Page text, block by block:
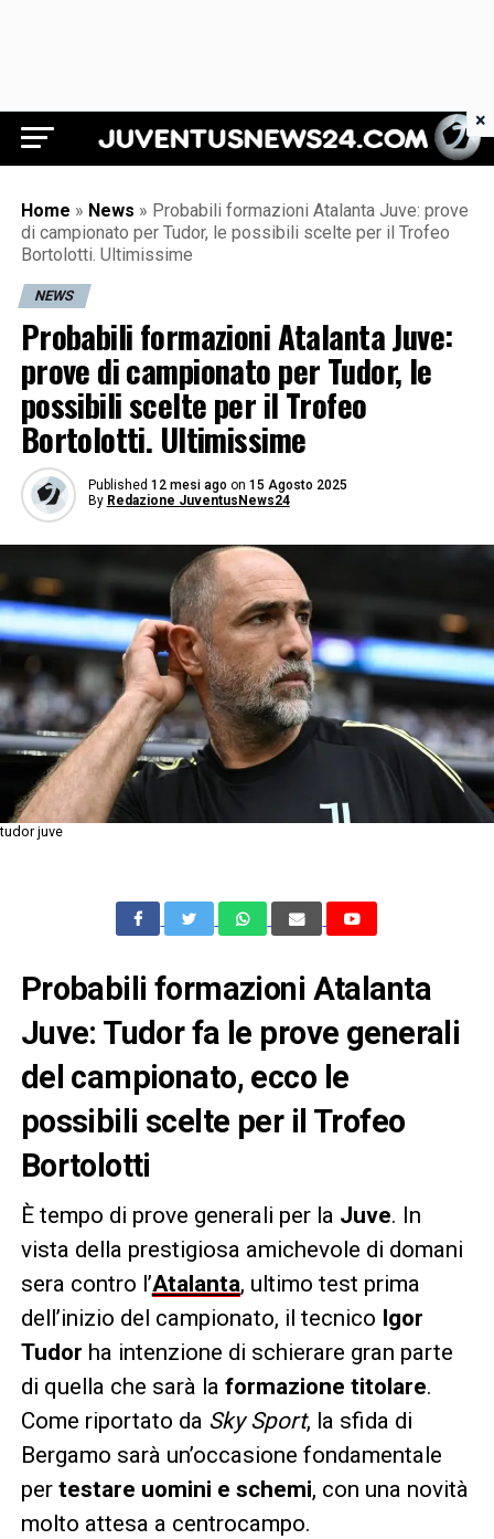
Juventus News 24
Home » News » Probabili formazioni Atalanta Juve: prove
di campionato per Tudor, le possibili scelte per il Trofeo
Bortolotti. Ultimissime
NEWS
Probabili formazioni Atalanta Juve:
prove di campionato per Tudor, le
possibili scelte per il Trofeo
Bortolotti. Ultimissime
Published 12 mesi ago on 15 Agosto 2025
By Redazione JuventusNews24
tudor juve
Probabili formazioni Atalanta
Juve: Tudor fa le prove generali
del campionato, ecco le
possibili scelte per il Trofeo
Bortolotti
È tempo di prove generali per la Juve. In
vista della prestigiosa amichevole di domani
sera contro l’Atalanta, ultimo test prima
dell’inizio del campionato, il tecnico Igor
Tudor ha intenzione di schierare gran parte
di quella che sarà la formazione titolare.
Come riportato da Sky Sport, la sfida di
Bergamo sarà un’occasione fondamentale
per testare uomini e schemi, con una novità
molto attesa a centrocampo.
×